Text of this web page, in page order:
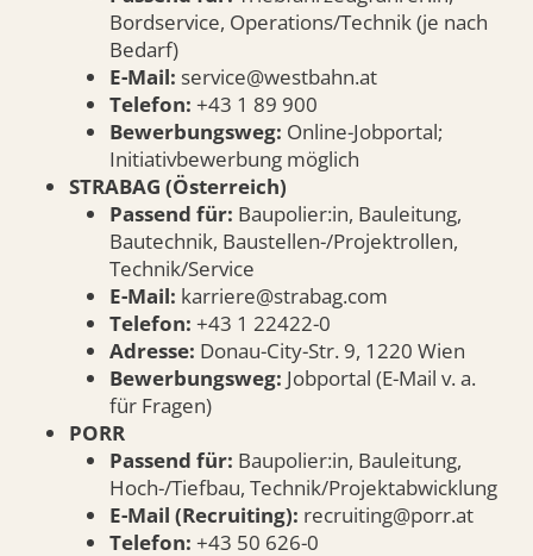
Bordservice, Operations/Technik (je nach
Bedarf)
E-Mail: service@westbahn.at
Telefon: +43 1 89 900
Bewerbungsweg: Online-Jobportal;
Initiativbewerbung möglich
STRABAG (Österreich)
Passend für: Baupolier:in, Bauleitung,
Bautechnik, Baustellen-/Projektrollen,
Technik/Service
E-Mail: karriere@strabag.com
Telefon: +43 1 22422-0
Adresse: Donau-City-Str. 9, 1220 Wien
Bewerbungsweg: Jobportal (E-Mail v. a.
für Fragen)
PORR
Passend für: Baupolier:in, Bauleitung,
Hoch-/Tiefbau, Technik/Projektabwicklung
E-Mail (Recruiting): recruiting@porr.at
Telefon: +43 50 626-0